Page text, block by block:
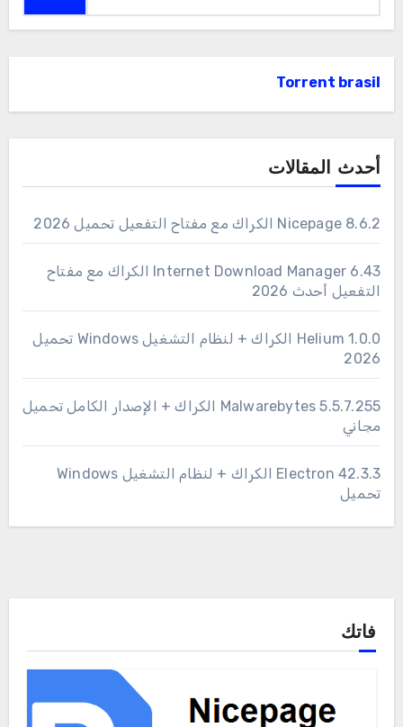
Torrent brasil
أحدث المقالات
Nicepage 8.6.2 الكراك مع مفتاح التفعيل تحميل 2026
6.43 Internet Download Manager الكراك مع مفتاح
التفعيل أحدث 2026
1.0.0 Helium الكراك + لنظام التشغيل Windows تحميل
2026
Malwarebytes 5.5.7.255 الكراك + الإصدار الكامل تحميل
مجاني
Electron 42.3.3 الكراك + لنظام التشغيل Windows
تحميل
فاتك